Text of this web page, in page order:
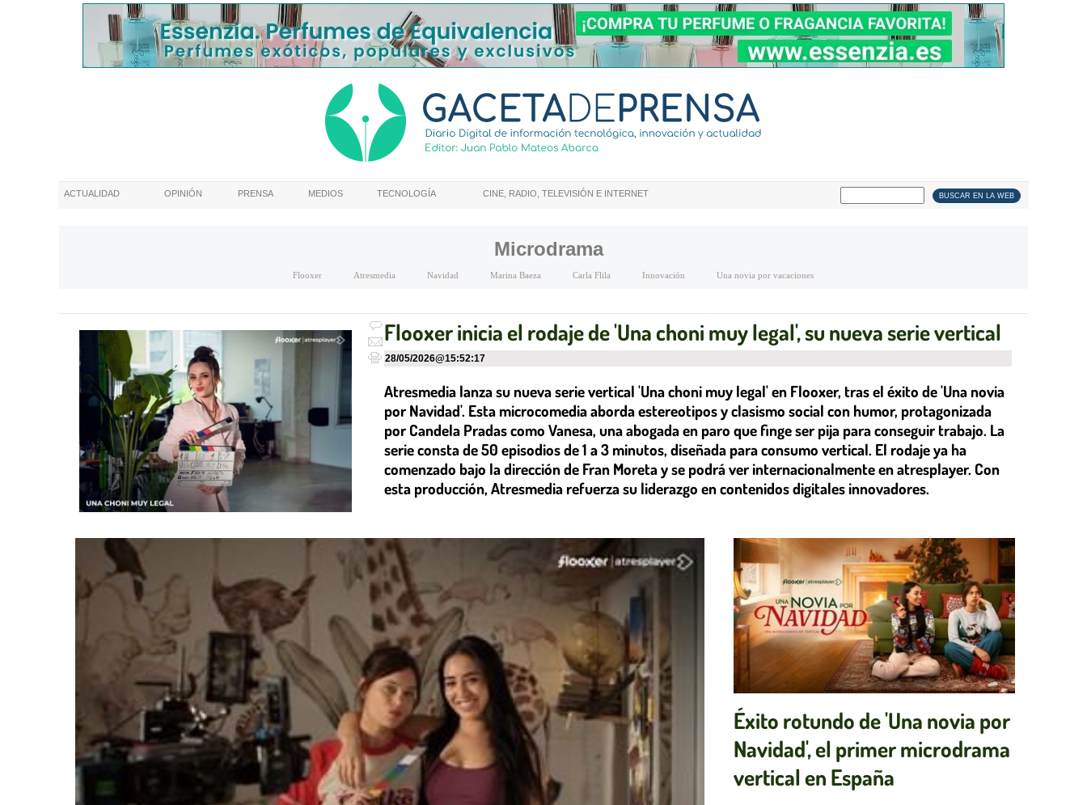
ACTUALIDAD OPINIÓN PRENSA MEDIOS TECNOLOGÍA CINE, RADIO, TELEVISIÓN E INTERNET
Microdrama
Flooxer Atresmedia Navidad Marina Baeza Carla Flila Innovación Una novia por vacaciones
Flooxer inicia el rodaje de 'Una choni muy legal', su nueva serie vertical
28/05/2026@15:52:17
Atresmedia lanza su nueva serie vertical 'Una choni muy legal' en Flooxer, tras el éxito de 'Una novia
por Navidad'. Esta microcomedia aborda estereotipos y clasismo social con humor, protagonizada
por Candela Pradas como Vanesa, una abogada en paro que finge ser pija para conseguir trabajo. La
serie consta de 50 episodios de 1 a 3 minutos, diseñada para consumo vertical. El rodaje ya ha
comenzado bajo la dirección de Fran Moreta y se podrá ver internacionalmente en atresplayer. Con
esta producción, Atresmedia refuerza su liderazgo en contenidos digitales innovadores.
Éxito rotundo de 'Una novia por
Navidad', el primer microdrama
vertical en España